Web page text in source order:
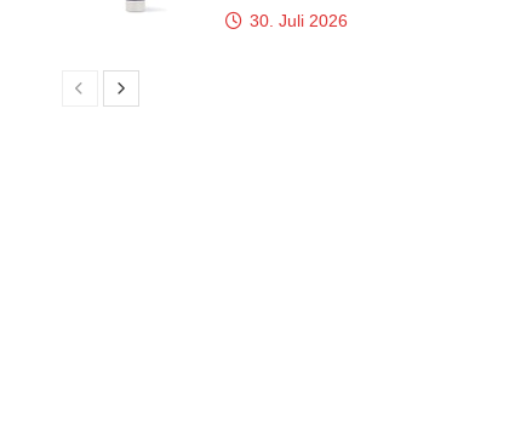
30. Juli 2026